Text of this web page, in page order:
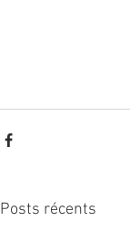
Posts récents